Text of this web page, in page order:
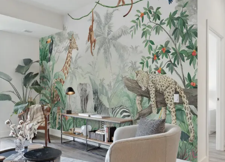
Premium
.33269.00kr/m²
Premium vinyl
516.67310.00 kr/m²
Peel and Stick
666.67400.00kr/m²